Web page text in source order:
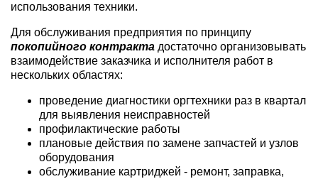
использования техники.
Для обслуживания предприятия по принципу
покопийного контракта достаточно организовывать
взаимодействие заказчика и исполнителя работ в
нескольких областях:
проведение диагностики оргтехники раз в квартал
для выявления неисправностей
профилактические работы
плановые действия по замене запчастей и узлов
оборудования
обслуживание картриджей - ремонт, заправка,